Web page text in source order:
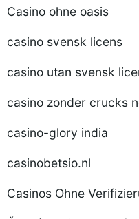
Casino ohne oasis
casino svensk licens
casino utan svensk
casino zonder crucks
casino-glory india
casinobetsio.nl
Casinos Ohne